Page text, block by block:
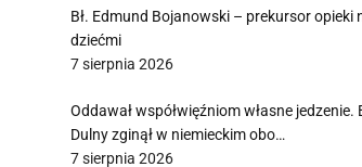
Bł. Edmund Bojanowski – prekursor opieki
dziećmi
7 sierpnia 2026
Oddawał współwięźniom własne jedzenie.
Dulny zginął w niemieckim obo…
7 sierpnia 2026